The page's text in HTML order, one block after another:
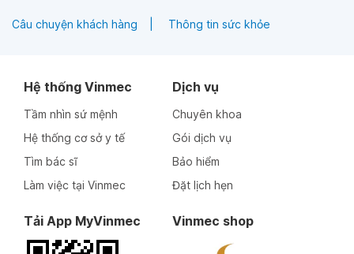
Câu chuyện khách hàng Thông tin sức khỏe
Hệ thống Vinmec
Tầm nhìn sứ mệnh
Hệ thống cơ sở y tế
Tìm bác sĩ
Làm việc tại Vinmec
Dịch vụ
Chuyên khoa
Gói dịch vụ
Bảo hiểm
Đặt lịch hẹn
Tải App MyVinmec Vinmec shop